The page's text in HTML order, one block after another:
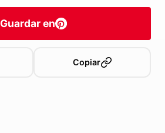
Guardar en
Copiar